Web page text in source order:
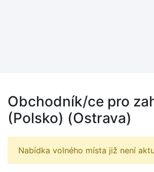
Obchodník/ce pro
(Polsko) (Ostrava)
Nabídka volného místa již není